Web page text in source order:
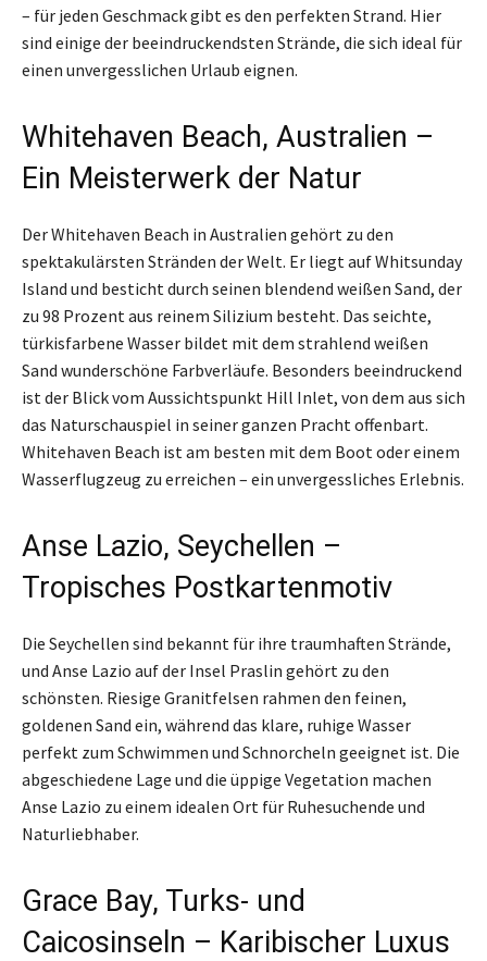
– für jeden Geschmack gibt es den perfekten Strand. Hier
sind einige der beeindruckendsten Strände, die sich ideal für
einen unvergesslichen Urlaub eignen.
Whitehaven Beach, Australien –
Ein Meisterwerk der Natur
Der Whitehaven Beach in Australien gehört zu den
spektakulärsten Stränden der Welt. Er liegt auf Whitsunday
Island und besticht durch seinen blendend weißen Sand, der
zu 98 Prozent aus reinem Silizium besteht. Das seichte,
türkisfarbene Wasser bildet mit dem strahlend weißen
Sand wunderschöne Farbverläufe. Besonders beeindruckend
ist der Blick vom Aussichtspunkt Hill Inlet, von dem aus sich
das Naturschauspiel in seiner ganzen Pracht offenbart.
Whitehaven Beach ist am besten mit dem Boot oder einem
Wasserflugzeug zu erreichen – ein unvergessliches Erlebnis.
Anse Lazio, Seychellen –
Tropisches Postkartenmotiv
Die Seychellen sind bekannt für ihre traumhaften Strände,
und Anse Lazio auf der Insel Praslin gehört zu den
schönsten. Riesige Granitfelsen rahmen den feinen,
goldenen Sand ein, während das klare, ruhige Wasser
perfekt zum Schwimmen und Schnorcheln geeignet ist. Die
abgeschiedene Lage und die üppige Vegetation machen
Anse Lazio zu einem idealen Ort für Ruhesuchende und
Naturliebhaber.
Grace Bay, Turks- und
Caicosinseln – Karibischer Luxus